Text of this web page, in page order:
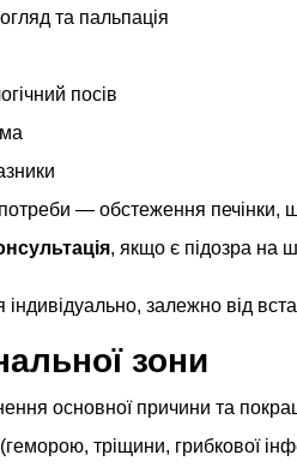
та пальпація
посів
— обстеження печінки,
, якщо є підозра на
залежно від
зони
основної причини та
(геморою, тріщини, грибкової